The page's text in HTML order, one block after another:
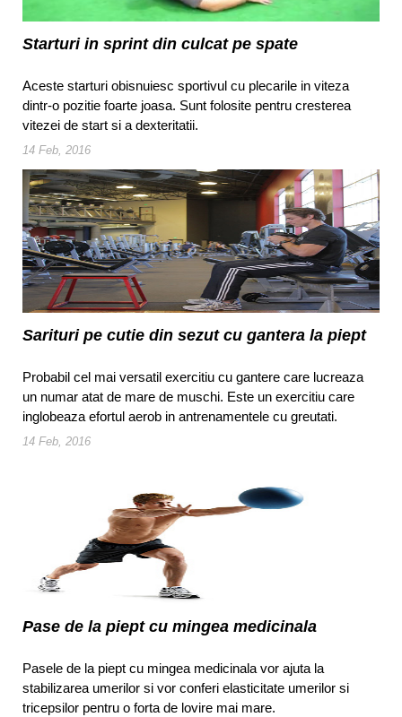
Starturi in sprint din culcat pe spate
Aceste starturi obisnuiesc sportivul cu plecarile in viteza
dintr-o pozitie foarte joasa. Sunt folosite pentru cresterea
vitezei de start si a dexteritatii.
14 Feb, 2016
Sarituri pe cutie din sezut cu gantera la piept
Probabil cel mai versatil exercitiu cu gantere care lucreaza
un numar atat de mare de muschi. Este un exercitiu care
inglobeaza efortul aerob in antrenamentele cu greutati.
14 Feb, 2016
Pase de la piept cu mingea medicinala
Pasele de la piept cu mingea medicinala vor ajuta la
stabilizarea umerilor si vor conferi elasticitate umerilor si
tricepsilor pentru o forta de lovire mai mare.